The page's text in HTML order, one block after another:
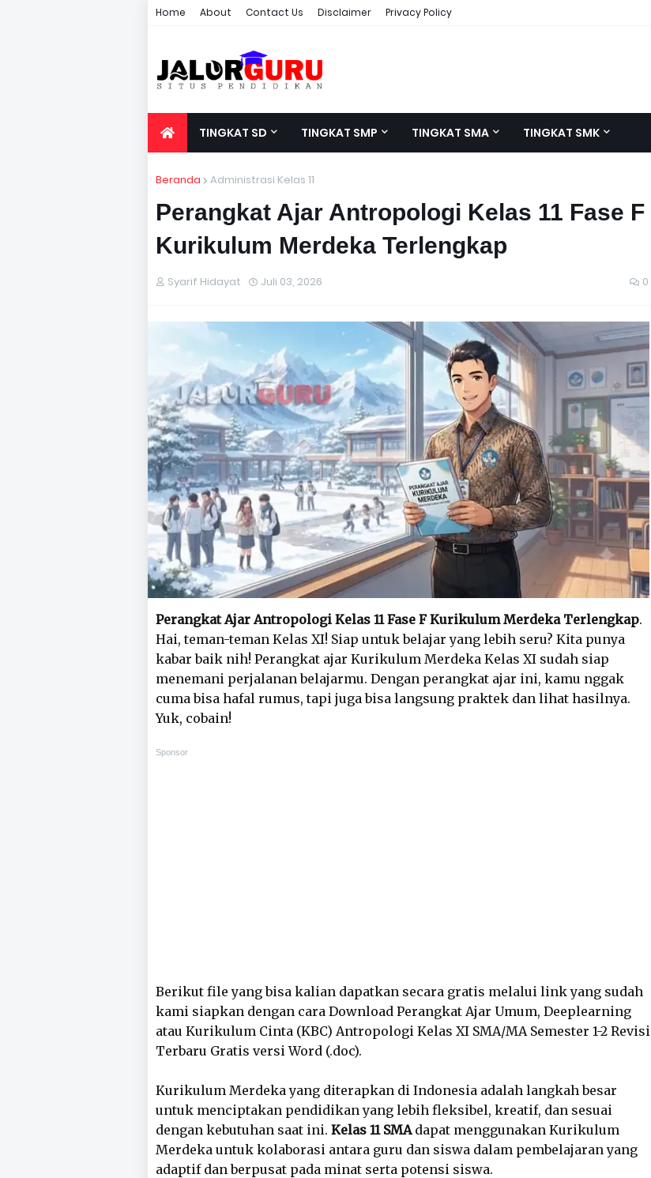
Home About Contact Us Disclaimer Privacy Policy
TINGKAT SD TINGKAT SMP TINGKAT SMA TINGKAT SMK
Beranda Administrasi Kelas 11
Perangkat Ajar Antropologi Kelas 11 Fase F
Kurikulum Merdeka Terlengkap
Syarif Hidayat Juli 03, 2026 0
Perangkat Ajar Antropologi Kelas 11 Fase F Kurikulum Merdeka Terlengkap.
Hai, teman-teman Kelas XI! Siap untuk belajar yang lebih seru? Kita punya
kabar baik nih! Perangkat ajar Kurikulum Merdeka Kelas XI sudah siap
menemani perjalanan belajarmu. Dengan perangkat ajar ini, kamu nggak
cuma bisa hafal rumus, tapi juga bisa langsung praktek dan lihat hasilnya.
Yuk, cobain!
Sponsor
Berikut file yang bisa kalian dapatkan secara gratis melalui link yang sudah
kami siapkan dengan cara Download Perangkat Ajar Umum, Deeplearning
atau Kurikulum Cinta (KBC) Antropologi Kelas XI SMA/MA Semester 1-2 Revisi
Terbaru Gratis versi Word (.doc).
Kurikulum Merdeka yang diterapkan di Indonesia adalah langkah besar
untuk menciptakan pendidikan yang lebih fleksibel, kreatif, dan sesuai
dengan kebutuhan saat ini. Kelas 11 SMAdapat menggunakan Kurikulum
Merdeka untuk kolaborasi antara guru dan siswa dalam pembelajaran yang
adaptif dan berpusat pada minat serta potensi siswa.